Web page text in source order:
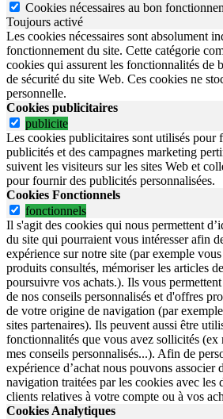
Cookies nécessaires au bon
Toujours activé
Les cookies nécessaires sont absolument
fonctionnement du site. Cette catégorie
cookies qui assurent les fonctionnalités de
de sécurité du site Web. Ces cookies ne
personnelle.
Cookies publicitaires
publicite
Les cookies publicitaires sont utilisés pour
publicités et des campagnes marketing
suivent les visiteurs sur les sites Web et
pour fournir des publicités personnalisées.
Cookies Fonctionnels
fonctionnels
Il s'agit des cookies qui nous permettent
du site qui pourraient vous intéresser afin
expérience sur notre site (par exemple
produits consultés, mémoriser les articles
poursuivre vos achats.). Ils vous
de nos conseils personnalisés et d'offres
de votre origine de navigation (par
sites partenaires). Ils peuvent aussi être
fonctionnalités que vous avez sollicités (ex
mes conseils personnalisés...). Afin de
expérience d’achat nous pouvons associer
navigation traitées par les cookies avec les
clients relatives à votre compte ou à vos
Cookies Analytiques